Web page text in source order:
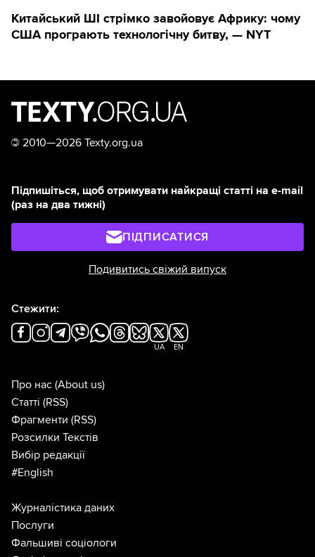
Китайський ШІ стрімко завойовує Африку: чому
США програють технологічну битву, — NYT
© 2010—2026 Texty.org.ua
Підпишіться, щоб отримувати найкращі статті на e-mail
(раз на два тижні)
ПІДПИСАТИСЯ
Подивитись свіжий випуск
Стежити:
UA EN
Про нас (About us)
Статті (RSS)
Фрагменти (RSS)
Розсилки Текстів
Вибір редакції
#English
Журналістика даних
Послуги
Фальшиві соціологи